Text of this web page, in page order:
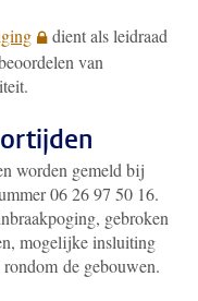
dient als leidraad
van
worden gemeld bij
06 26 97 50 16.
gebroken
mogelijke insluiting
de gebouwen.